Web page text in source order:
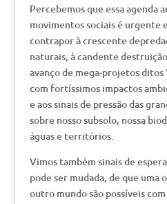
Percebemos que essa agenda
movimentos sociais é urgente
contrapor à crescente
naturais, à candente
avanço de mega-projetos
com fortíssimos impactos
e aos sinais de pressão das
sobre nosso subsolo, nossa
águas e territórios.
Vimos também sinais de
pode ser mudada, de que uma
outro mundo são possíveis